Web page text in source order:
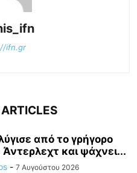
ifn.gr
από το γρήγορο
Άντερλεχτ και ψάχνει...
- 7 Αυγούστου 2026